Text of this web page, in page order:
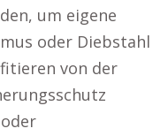
um eigene
oder Diebstahl
von der